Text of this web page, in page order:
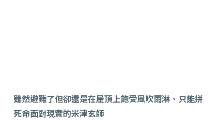
雖然避難了但卻還是在屋頂上飽受風吹雨淋、只能拼
死命面對現實的米津玄師